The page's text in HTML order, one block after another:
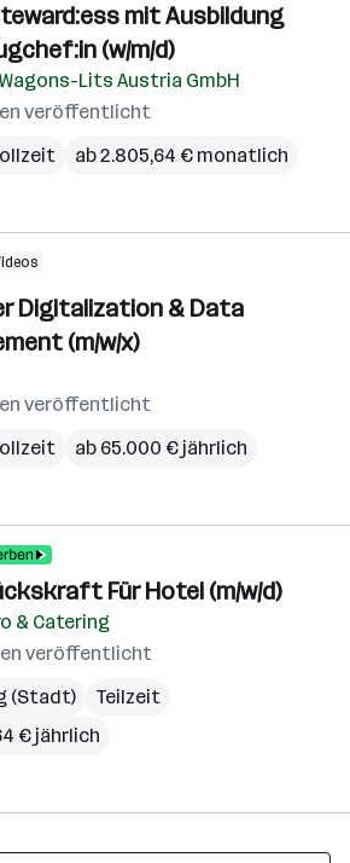
mit Ausbildung
(w/m/d)
Lits Austria GmbH
veröffentlicht
ab 2.805,64 € monatlich
Digitalization & Data
(m/w/x)
veröffentlicht
ab 65.000 € jährlich
Für Hotel (m/w/d)
& Catering
veröffentlicht
(Stadt)
Teilzeit
€ jährlich